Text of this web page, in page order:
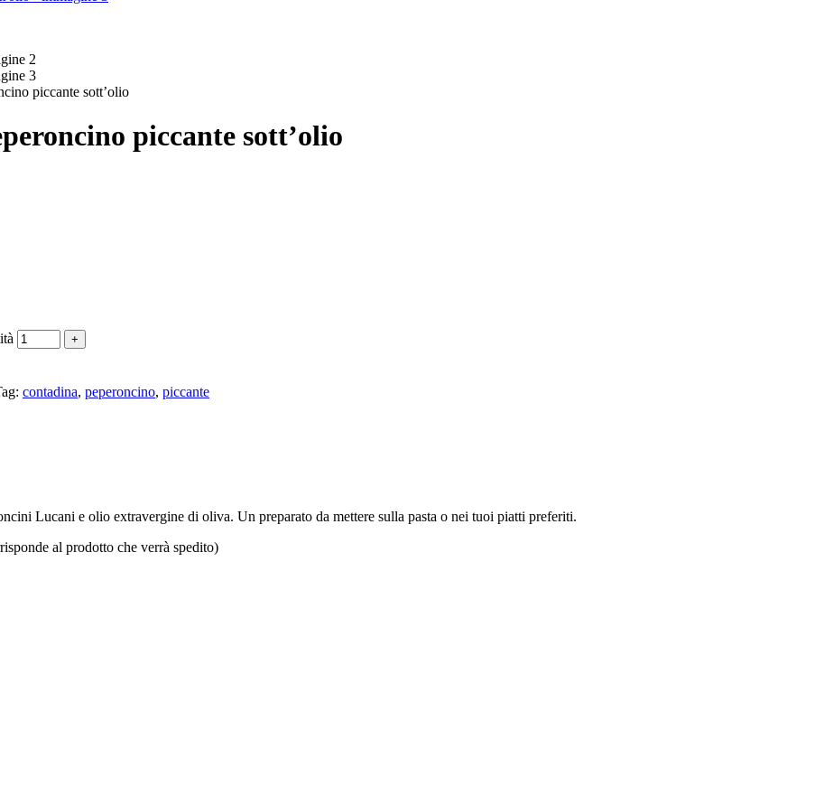
piccante sott’olio
piccante sott’olio
contadina, peperoncino, piccante
Lucani e olio extravergine di oliva. Un preparato da mettere sulla pasta o nei tuoi piatti preferiti.
al prodotto che verrà spedito)